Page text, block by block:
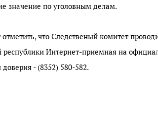
значение по уголовным делам.
отметить, что Следственый комитет
республики Интернет-приемная на
- (8352) 580-582.